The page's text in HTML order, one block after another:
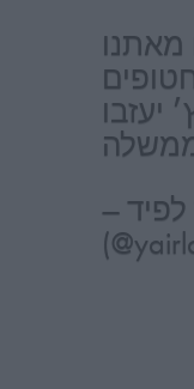
מאתנו
יעזבו
— יאיר לפיד – Yair Lapid